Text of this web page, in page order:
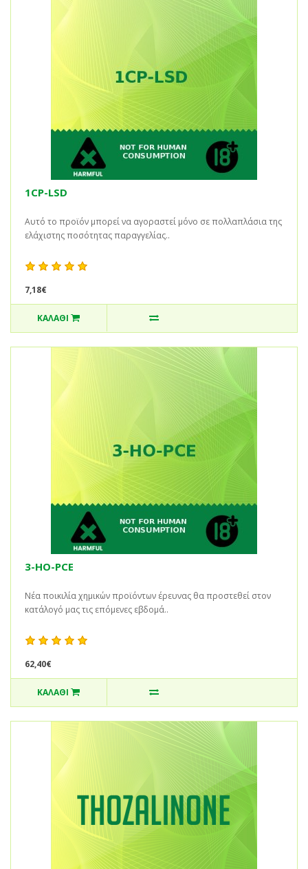
1CP-LSD
Αυτό το προϊόν μπορεί να αγοραστεί μόνο σε πολλαπλάσια της
ελάχιστης ποσότητας παραγγελίας..
7,18€
ΚΑΛΆΘΙ
3-HO-PCE
Νέα ποικιλία χημικών προϊόντων έρευνας θα προστεθεί στον
κατάλογό μας τις επόμενες εβδομά..
62,40€
ΚΑΛΆΘΙ